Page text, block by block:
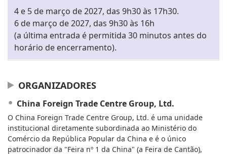
4 e 5 de março de 2027, das 9h30 às 17h30.
6 de março de 2027, das 9h30 às 16h
(a última entrada é permitida 30 minutos antes do
horário de encerramento).
ORGANIZADORES
China Foreign Trade Centre Group, Ltd.
O China Foreign Trade Centre Group, Ltd. é uma unidade
institucional diretamente subordinada ao Ministério do
Comércio da República Popular da China e é o único
patrocinador da "Feira nº 1 da China" (a Feira de Cantão),